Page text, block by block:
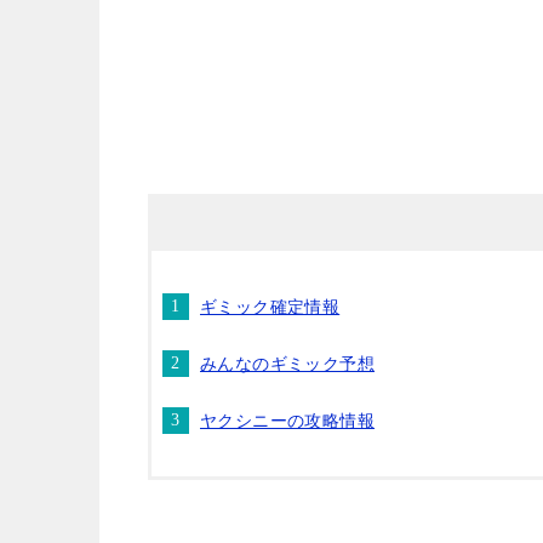
ギミック確定情報
みんなのギミック予想
ヤクシニーの攻略情報